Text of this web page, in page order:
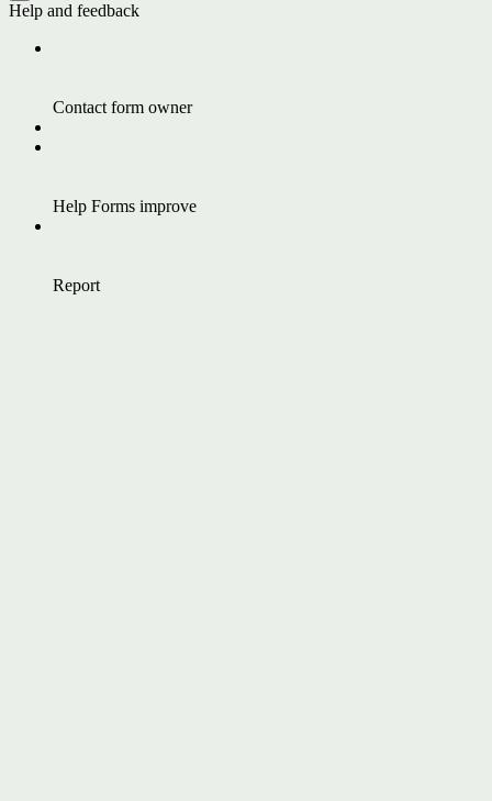
Help and feedback
Contact form owner
Help Forms improve
Report